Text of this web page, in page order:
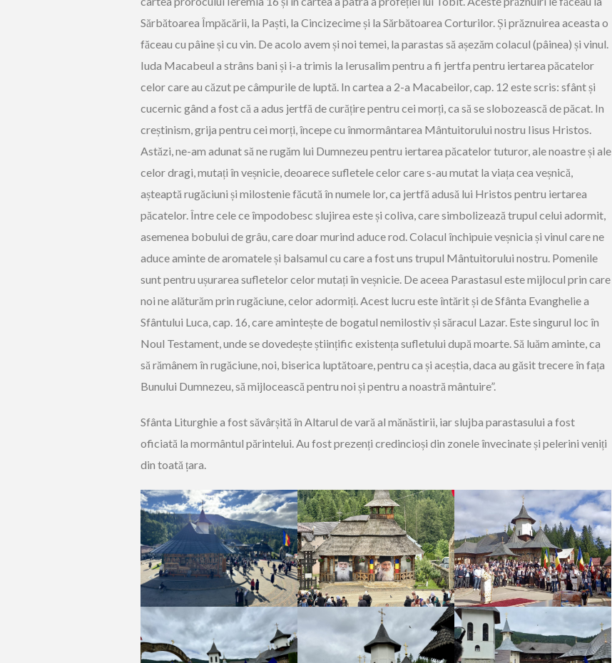
Sărbătoarea Împăcării, la Paști, la Cincizecime și la Sărbătoarea Corturilor. Și prăznuirea aceasta o
făceau cu pâine și cu vin. De acolo avem și noi temei, la parastas să așezăm colacul (pâinea) și vinul.
Iuda Macabeul a strâns bani și i-a trimis la Ierusalim pentru a fi jertfa pentru iertarea păcatelor
celor care au căzut pe câmpurile de luptă. In cartea a 2-a Macabeilor, cap. 12 este scris: sfânt și
cucernic gând a fost că a adus jertfă de curățire pentru cei morți, ca să se slobozească de păcat. In
creștinism, grija pentru cei morți, începe cu înmormântarea Mântuitorului nostru Iisus Hristos.
Astăzi, ne-am adunat să ne rugăm lui Dumnezeu pentru iertarea păcatelor tuturor, ale noastre și ale
celor dragi, mutați în veșnicie, deoarece sufletele celor care s-au mutat la viața cea veșnică,
așteaptă rugăciuni și milostenie făcută în numele lor, ca jertfă adusă lui Hristos pentru iertarea
păcatelor. Între cele ce împodobesc slujirea este și coliva, care simbolizează trupul celui adormit,
asemenea bobului de grâu, care doar murind aduce rod. Colacul închipuie veșnicia și vinul care ne
aduce aminte de aromatele și balsamul cu care a fost uns trupul Mântuitorului nostru. Pomenile
sunt pentru ușurarea sufletelor celor mutați în veșnicie. De aceea Parastasul este mijlocul prin care
noi ne alăturăm prin rugăciune, celor adormiți. Acest lucru este întărit și de Sfânta Evanghelie a
Sfântului Luca, cap. 16, care amintește de bogatul nemilostiv și săracul Lazar. Este singurul loc în
Noul Testament, unde se dovedește științific existența sufletului după moarte. Să luăm aminte, ca
să rămânem în rugăciune, noi, biserica luptătoare, pentru ca și aceștia, daca au găsit trecere în fața
Bunului Dumnezeu, să mijlocească pentru noi și pentru a noastră mântuire”.
Sfânta Liturghie a fost săvârșită în Altarul de vară al mănăstirii, iar slujba parastasului a fost
oficiată la mormântul părintelui. Au fost prezenți credincioși din zonele învecinate și pelerini veniți
din toată țara.